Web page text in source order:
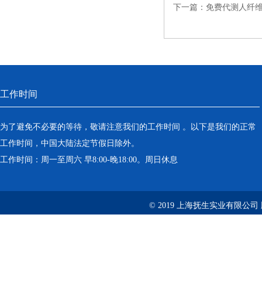
下一篇： 免费代测人纤
工作时间
为了避免不必要的等待，敬请注意我们的工作时间 。以下是我们的正常
工作时间，中国大陆法定节假日除外。
工作时间：周一至周六 早8:00-晚18:00。周日休息
© 2019 上海抚生实业有限公司